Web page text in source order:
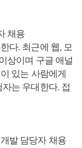
채용
다. 최근에 웹, 모
상이며 구글 애널
있는 사람에게
는 우대한다. 접
발 담당자 채용